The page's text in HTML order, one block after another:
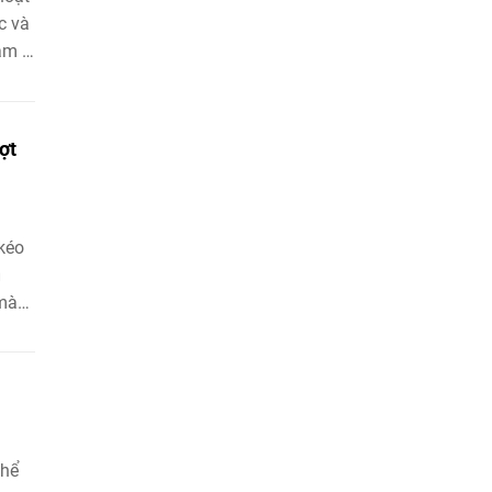
và
-